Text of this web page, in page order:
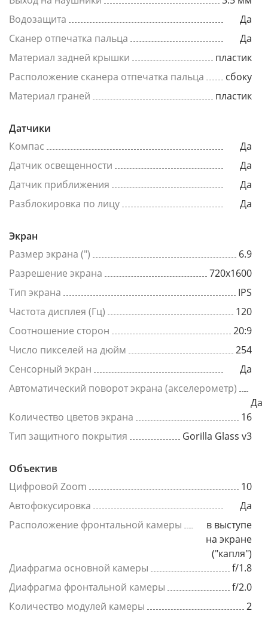
Водозащита
Да
Сканер отпечатка пальца
Да
Материал задней крышки
пластик
Расположение сканера отпечатка пальца
сбоку
Материал граней
пластик
Датчики
Компас
Да
Датчик освещенности
Да
Датчик приближения
Да
Разблокировка по лицу
Да
Экран
Размер экрана (")
6.9
Разрешение экрана
720x1600
Тип экрана
IPS
Частота дисплея (Гц)
120
Соотношение сторон
20:9
Число пикселей на дюйм
254
Сенсорный экран
Да
Автоматический поворот экрана (акселерометр)
Да
Количество цветов экрана
16
Тип защитного покрытия
Gorilla Glass v3
Объектив
Цифровой Zoom
10
Автофокусировка
Да
Расположение фронтальной камеры
в выступе
на экране
("капля")
Диафрагма основной камеры
f/1.8
Диафрагма фронтальной камеры
f/2.0
Количество модулей камеры
2